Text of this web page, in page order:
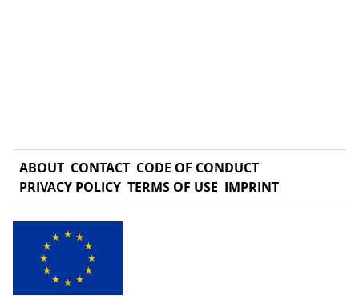
ABOUT CONTACT CODE OF CONDUCT
PRIVACY POLICY TERMS OF USE IMPRINT